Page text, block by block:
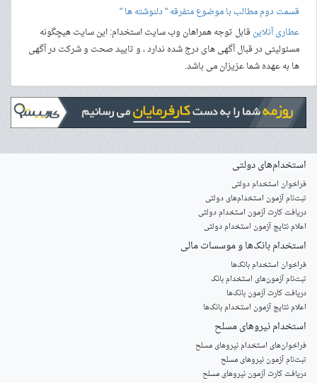
قسمت دوم مطالب با موضوع متفرقه " دلنوشته ها "
عطاری آنلاینقابل توجه همراهان وب سایت استخدام: این سایت هیچگونه
مسئولیتی در قبال آگهی های درج شده ندارد ، و تایید صحت و شرکت در آگهی
ها به عهده شما عزیزان می باشد.
استخدام‌های دولتی
فراخوان استخدام دولتی
ثبت‌نام آزمون‌ استخدام‌های دولتی
دریافت کارت آزمون استخدام دولتی
اعلام نتایج آزمون استخدام دولتی
استخدام‌ بانک‌ها و موسسات مالی
فراخوان استخدام بانک‌ها
‌ثبت‌نام آزمون‌های استخدام بانک
دریافت کارت آزمون بانک‌ها
اعلام نتایج آزمون استخدام بانک‌ها
استخدام‌ نیروهای مسلح
‌فراخوان‌های استخدام‌ نیروهای مسلح
ثبت‌نام آزمون نیروهای مسلح
دریافت کارت آزمون نیروهای مسلح